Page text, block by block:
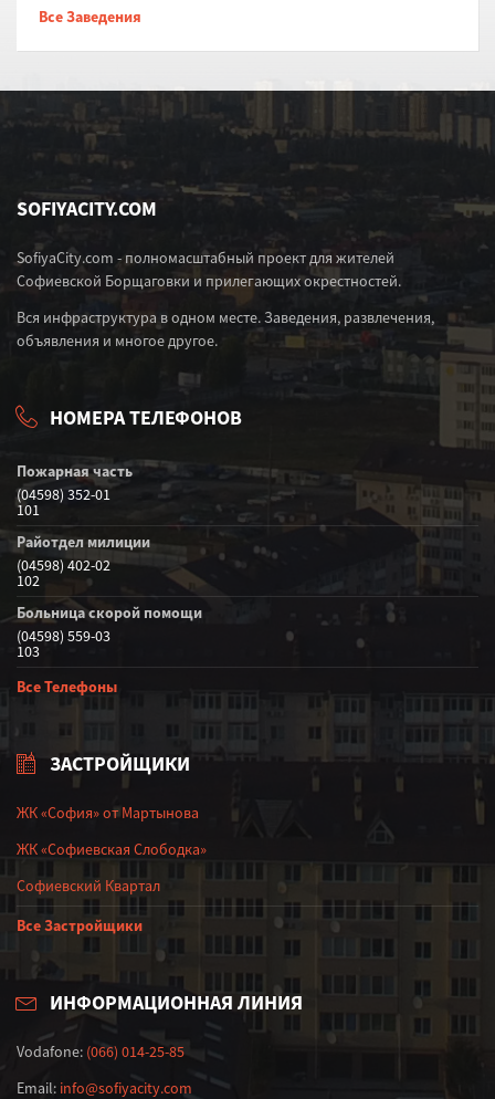
Все Заведения
SOFIYACITY.COM
SofiyaCity.com - полномасштабный проект для жителей
Софиевской Борщаговки и прилегающих окрестностей.
Вся инфраструктура в одном месте. Заведения, развлечения,
объявления и многое другое.
НОМЕРА ТЕЛЕФОНОВ
Пожарная часть
(04598) 352-01
101
Райотдел милиции
(04598) 402-02
102
Больница скорой помощи
(04598) 559-03
103
Все Телефоны
ЗАСТРОЙЩИКИ
ЖК «София» от Мартынова
ЖК «Софиевская Слободка»
Софиевский Квартал
Все Застройщики
ИНФОРМАЦИОННАЯ ЛИНИЯ
Vodafone: (066) 014-25-85
Email: info@sofiyacity.com